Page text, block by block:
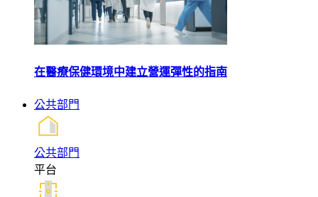
在醫療保健環境中建立營運彈性的指南
公共部門
公共部門
平台